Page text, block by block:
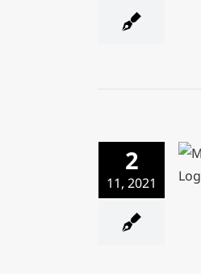
2
11, 2021